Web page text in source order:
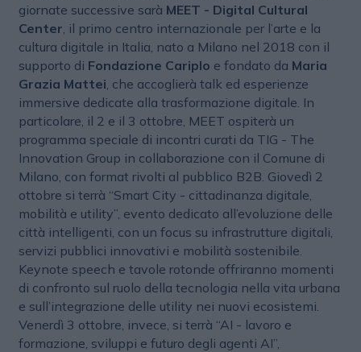
giornate successive sarà MEET - Digital Cultural
Center , il primo centro internazionale per l’arte e la
cultura digitale in Italia, nato a Milano nel 2018 con il
supporto di Fondazione Cariplo e fondato da Maria
Grazia Mattei , che accoglierà talk ed esperienze
immersive dedicate alla trasformazione digitale. In
particolare, il 2 e il 3 ottobre, MEET ospiterà un
programma speciale di incontri curati da TIG - The
Innovation Group in collaborazione con il Comune di
Milano, con format rivolti al pubblico B2B. Giovedì 2
ottobre si terrà “Smart City - cittadinanza digitale,
mobilità e utility”, evento dedicato all’evoluzione delle
città intelligenti, con un focus su infrastrutture digitali,
servizi pubblici innovativi e mobilità sostenibile.
Keynote speech e tavole rotonde offriranno momenti
di confronto sul ruolo della tecnologia nella vita urbana
e sull’integrazione delle utility nei nuovi ecosistemi.
Venerdì 3 ottobre, invece, si terrà “AI - lavoro e
formazione, sviluppi e futuro degli agenti AI”,